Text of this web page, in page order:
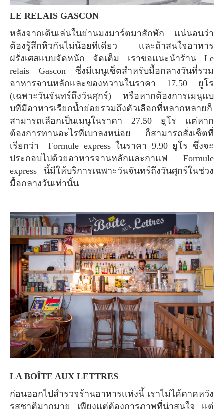
LE RELAIS GASCON
หลังจากเดินเล่นในย่านมงมาร์ตมาสักพัก เเน่นอนว่า
ต้องรู้สึกหิวกันไม่น้อยทีเดียว เเละถ้าสนใจอาหาร
ฝรั่งเศสเเบบจัดหนัก จัดเต็ม เราขอเเนะนำร้าน Le
relais Gascon ซึ่งมีเมนูเซ็ตสำหรับมื้อกลางวันที่รวม
อาหารจานหลักเเละของหวานในราคา 17.50 ยูโร
(เฉพาะวันจันทร์ถึงวันศุกร์) หรือหากต้องการเมนูเเบ
บที่มีอาหารเรียกน้ำย่อยรวมถึงตัวเลือกที่หลากหลายก็
สามารถเลือกเป็นเมนูในราคา 27.50 ยูโร เเต่หาก
ต้องการทานอะไรที่เบาลงหน่อย ก็สามารถสั่งเซ็ตที่
เรียกว่า Formule express ในราคา 9.90 ยูโร ซึ่งจะ
ประกอบไปด้วยอาหารจานหลักเเละกาแฟ Formule
express นี้มีให้บริการเฉพาะวันจันทร์ถึงวันศุกร์ในช่วง
มื้อกลางวันเท่านั้น
LA BOÎTE AUX LETTRES
ก่อนออกไปสำรวจร้านอาหารเเห่งนี้ เราไม่ได้คาดหวัง
รสชาติมากมาย เพียงเเต่ต้องการภาพที่น่าสนใจ เเต่